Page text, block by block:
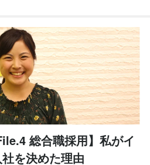
総合職採用】私がイ
を決めた理由